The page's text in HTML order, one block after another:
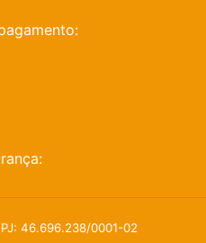
46.696.238/0001-02